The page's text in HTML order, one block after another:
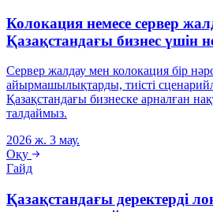
Колокация немесе сервер
Қазақстандағы бизнес үшін
Сервер жалдау мен колокация бір
айырмашылықтарды, тиісті
Қазақстандағы бизнеске арналған
талдаймыз.
2026 ж. 3 мау.
Оқу
Гайд
Қазақстандағы деректерді